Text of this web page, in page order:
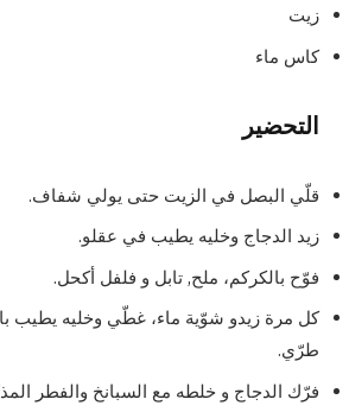
زيت
كاس ماء
التحضير
قلّي البصل في الزيت حتى يولي شفاف.
زيد الدجاج وخليه يطيب في عقلو.
فوّح بالكركم، ملح, تابل و فلفل أكحل.
كل مرة زيدو شوّية ماء، غطّي وخليه يطيب
طرّي.
فرّك الدجاج و خلطه مع السبانخ والفطر